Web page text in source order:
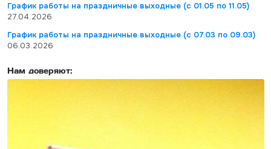
График работы на праздничные выходные (с 01.05 по 11.05)
27.04.2026
График работы на праздничные выходные (с 07.03 по 09.03)
06.03.2026
Нам доверяют: